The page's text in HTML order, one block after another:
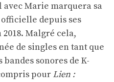
Marie marquera sa
depuis ses
2018. Malgré cela,
de singles en tant que
sonores de K-
pour Lien :